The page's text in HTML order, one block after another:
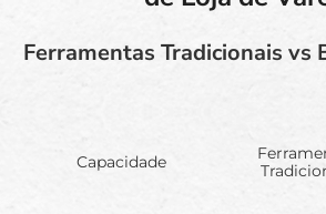
Ferramentas Tradicionais vs
Capacidade